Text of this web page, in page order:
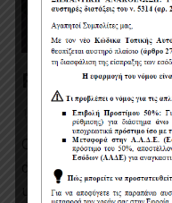
Project
12 έτη πριν
Quisque euismod
dolor sit amet,
ultricies aliquet